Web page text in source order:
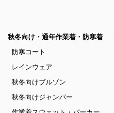
秋冬向け・通年作業着・防寒着
防寒コート
レインウェア
秋冬向けブルゾン
秋冬向けジャンパー